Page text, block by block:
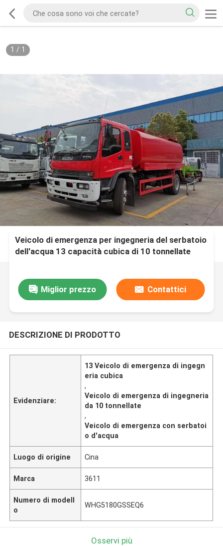
1 / 1
Veicolo di emergenza per ingegneria del serbatoio
dell'acqua 13 capacità cubica di 10 tonnellate
Miglior prezzo Contattici
DESCRIZIONE DI PRODOTTO
Evidenziare:
13 Veicolo di emergenza di ingegn
eria cubica
,
Veicolo di emergenza di ingegneria
da 10 tonnellate
,
Veicolo di emergenza con serbatoi
o d'acqua
Luogo di origine Cina
Marca 3611
Numero di modell
o
WHG5180GSSEQ6
Osservi più